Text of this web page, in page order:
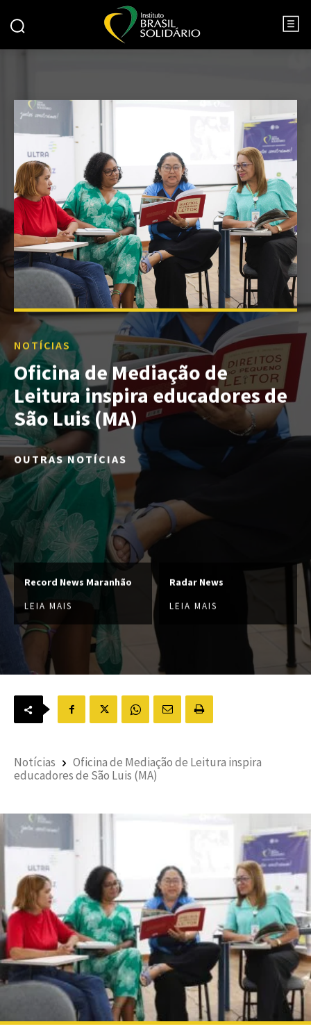
NOTÍCIAS
Oficina de Mediação de
Leitura inspira educadores de
São Luis (MA)
OUTRAS NOTÍCIAS
Record News Maranhão
LEIA MAIS
Radar News
LEIA MAIS
Notícias
Oficina de Mediação de Leitura inspira
educadores de São Luis (MA)